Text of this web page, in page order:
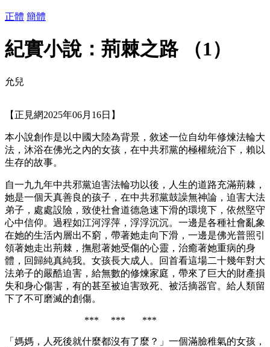
正體 簡體
紀實小說：荊棘之路 （1）
允兒
【正見網2025年06月16日】
本小說創作是以中國大陸為背景，敘述一位自幼年修煉法輪大
法，沐浴在佛光之內的女孩，在中共邪黨的極權統治下，賴以
生存的故事。
自一九九年中共邪黨迫害法輪功以後，人生的道路充滿荊棘，
她是一個天真善良的孩子，在中共邪黨鼓譟無神論，迫害大法
弟子，處處設險，致使社會道德急速下滑的環境下，依然堅守
心中信仰。過程如江河浮萍，浮浮沉沉。一邊是各種社會亂象
在她的生活內層出不窮，帶著她走向下滑，一邊是佛光普照引
領著她走出荊棘，撫慰著她受傷的心靈，治癒著她重病的身
體，回歸純真純我。女孩長大成人。回首看這場二十幾年對大
法弟子的嚴酷迫害，給無數的修煉家庭，帶來了巨大的財產損
失和身心傷害，有的甚至被迫害致死、被活摘器官。給人類留
下了不可磨滅的創傷。
*** *** ***
「媽媽，人死後就什麼都沒有了麼？」一個滿臉稚氣的女孩，